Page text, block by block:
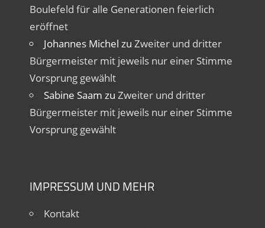
Boulefeld für alle Generationen feierlich
eröffnet
Johannes Michel zu Zweiter und dritter
Bürgermeister mit jeweils nur einer Stimme
Vorsprung gewählt
Sabine Saam zu Zweiter und dritter
Bürgermeister mit jeweils nur einer Stimme
Vorsprung gewählt
IMPRESSUM UND MEHR
Kontakt